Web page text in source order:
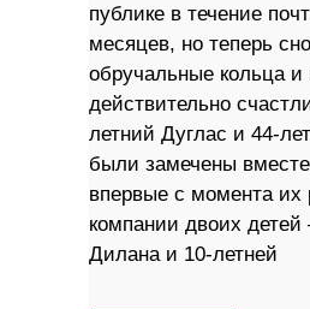
публике в течение
месяцев, но теперь
обручальные кольца и
действительно
летний Дуглас и 44-
были замечены
впервые с момента их
компании двоих
Дилана и 10-летней